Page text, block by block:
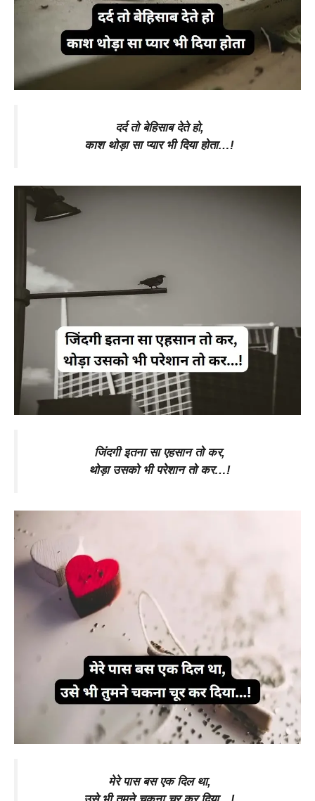
दर्द तो बेहिसाब देते हो,
काश थोड़ा सा प्यार भी दिया होता…!
जिंदगी इतना सा एहसान तो कर,
थोड़ा उसको भी परेशान तो कर…!
मेरे पास बस एक दिल था,